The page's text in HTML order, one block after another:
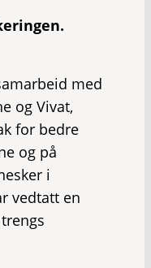
med
og Vivat,
for bedre
og på
i
vedtatt en